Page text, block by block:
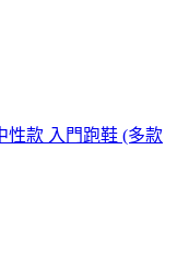
性款 入門跑鞋 (多款